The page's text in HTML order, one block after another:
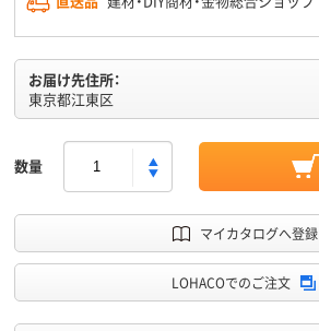
お届け先住所：
東京都江東区
数量
マイカタログへ登録
LOHACOでのご注文